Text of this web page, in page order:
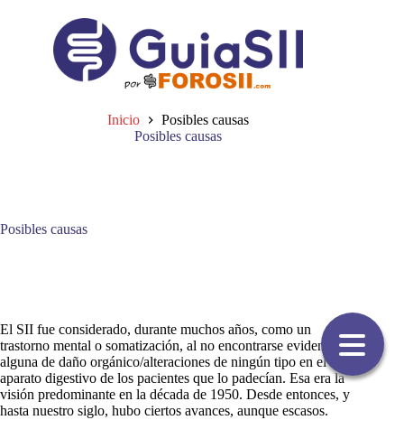
contenido
Inicio
Posibles causas
Posibles causas
Posibles causas
El SII fue considerado, durante muchos años, como un
trastorno mental o somatización, al no encontrarse evidencia
alguna de daño orgánico/alteraciones de ningún tipo en el
aparato digestivo de los pacientes que lo padecían. Esa era la
visión predominante en la década de 1950. Desde entonces, y
hasta nuestro siglo, hubo ciertos avances, aunque escasos.